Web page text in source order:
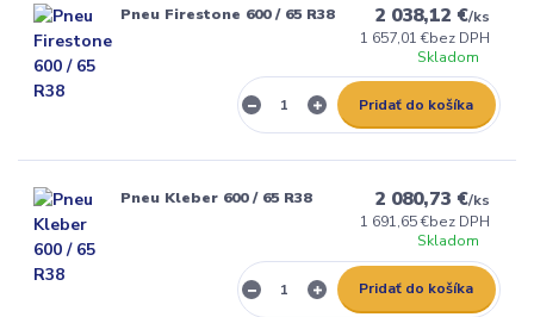
Pneu Firestone 600 / 65 R38 2 038,12 €/ks
1 657,01 €bez DPH
Skladom
Pridať do košíka
Pneu Kleber 600 / 65 R38 2 080,73 €/ks
1 691,65 €bez DPH
Skladom
Pridať do košíka